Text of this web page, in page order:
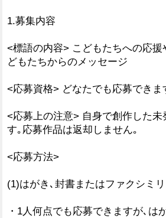
1.募集内容
<標語の内容> こどもたちへの応援
どもたちからのメッセージ
<応募資格> どなたでも応募できま
<応募上の注意> 自身で創作した未
す｡応募作品は返却しません｡
<応募方法>
(1)はがき､封書またはファクシミ
・1人何点でも応募できますが､は